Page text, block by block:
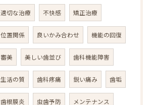
適切な治療 不快感 矯正治療
位置関係 良いかみ合わせ 機能の回復
審美 美しい歯並び 歯科機能障害
生活の質 歯科疼痛 鋭い痛み 歯垢
歯根膜炎 虫歯予防 メンテナンス